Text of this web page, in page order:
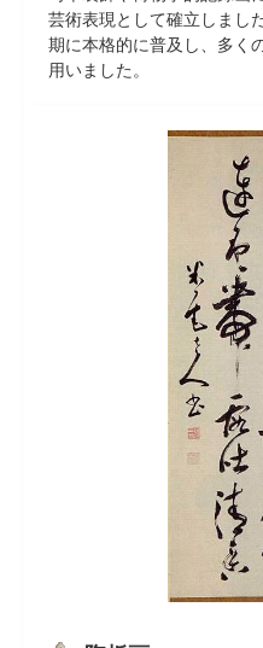
芸術表現として確立しまし
期に本格的に普及し、多く
用いました。